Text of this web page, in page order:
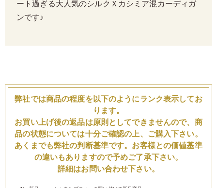
ート過ぎる大人気のシルクＸカシミア混カーディガ
ンです♪
弊社では商品の程度を以下のようにランク表示してお
ります。
お買い上げ後の返品は原則としてできませんので、商
品の状態については十分ご確認の上、ご購入下さい。
あくまでも弊社の判断基準です。お客様との価値基準
の違いもありますので予めご了承下さい。
詳細はお問い合わせ下さい。